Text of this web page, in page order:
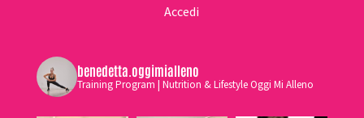
Accedi
benedetta.oggimialleno
Training Program | Nutrition & Lifestyle Oggi Mi Alleno